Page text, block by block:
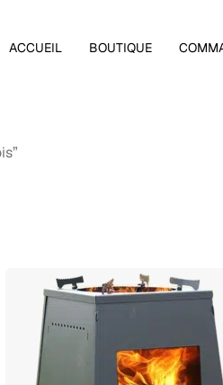
Échap pour fermer.
ACCUEIL BOUTIQUE